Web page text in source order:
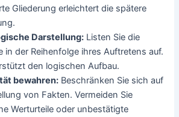
Gliederung erleichtert die spätere
Darstellung: Listen Sie die
in der Reihenfolge ihres Auftretens auf.
den logischen Aufbau.
bewahren: Beschränken Sie sich auf
von Fakten. Vermeiden Sie
Werturteile oder unbestätigte